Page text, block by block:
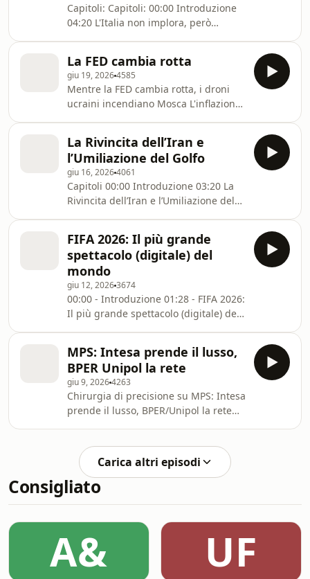
Capitoli: Capitoli: 00:00 Introduzione
04:20 L'Italia non implora, però
strutturale con gli USA 20:35 Il
settimo premier in 10 anni: la Gran
Bretagna è diventata ingovernabile?
45:30 Il moltiplicatore dello Spazio: la
filiera aerospaziale come motore della
innovazione italiana Learn more
about your ad choices. Visit
megaphone.fm/ad
La FED cambia rotta
giu 19, 20264585
Mentre la FED cambia rotta, i droni
ucraini incendiano Mosca L'inflazione
campagna manettara contro il settore
immobiliare milanese Learn more
about your ad choices. Visit
megaphone.fm/adchoices
La Rivincita dell’Iran e
l’Umiliazione del Golfo
giu 16, 20264061
Capitoli 00:00 Introduzione 03:20 La
Rivincita dell’Iran e l’Umiliazione del
47:47 Sovranità o Servitù? La lezione
brutale di Anthropic Learn more
about your ad choices. Visit
megaphone.fm/adchoices
FIFA 2026: Il più grande
spettacolo (digitale) del
mondo
giu 12, 20263674
00:00 - Introduzione 01:28 - FIFA 2026:
Il più grande spettacolo (digitale) del
about your ad choices. Visit
megaphone.fm/adchoices
MPS: Intesa prende il lusso,
BPER Unipol la rete
giu 9, 20264263
Chirurgia di precisione su MPS: Intesa
prende il lusso, BPER/Unipol la rete
quota tra Germania e Francia sul
nuovo caccia di 6° generazione Learn
more about your ad choices. Visit
megaphone.fm/adchoices
Carica altri episodi
Consigliato
A& UF